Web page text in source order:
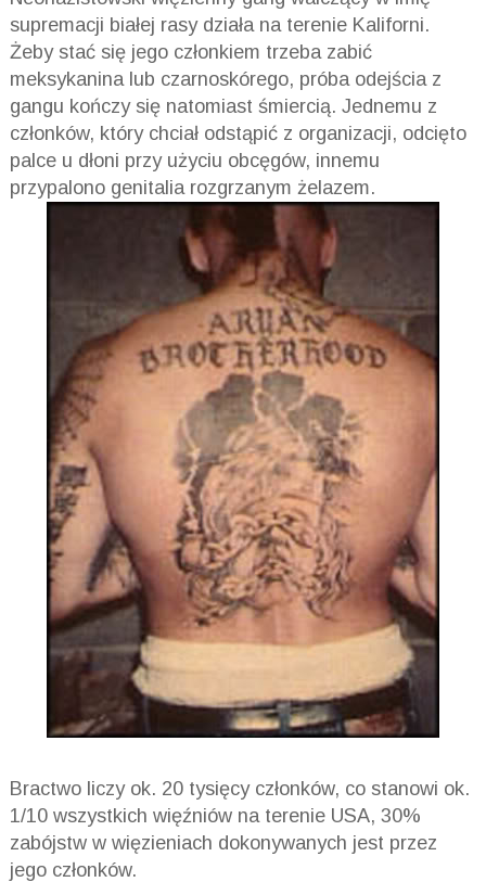
supremacji białej rasy działa na terenie Kaliforni.
Żeby stać się jego członkiem trzeba zabić
meksykanina lub czarnoskórego, próba odejścia z
gangu kończy się natomiast śmiercią. Jednemu z
członków, który chciał odstąpić z organizacji, odcięto
palce u dłoni przy użyciu obcęgów, innemu
przypalono genitalia rozgrzanym żelazem.
Bractwo liczy ok. 20 tysięcy członków, co stanowi ok.
1/10 wszystkich więźniów na terenie USA, 30%
zabójstw w więzieniach dokonywanych jest przez
jego członków.